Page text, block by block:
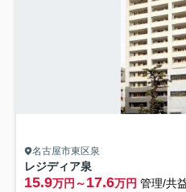
名古屋市東区泉
レジディア泉
15.9万円～17.6万円 管理/共